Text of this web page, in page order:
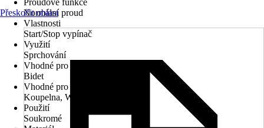
Proudové funkce
Normální proud
Vlastnosti
Start/Stop vypínač
Využití
Sprchování
Vhodné pro
Bidet
Vhodné pro prostory
Koupelna, WC pro hosty
Použití
Soukromé
Přeskočit oblast